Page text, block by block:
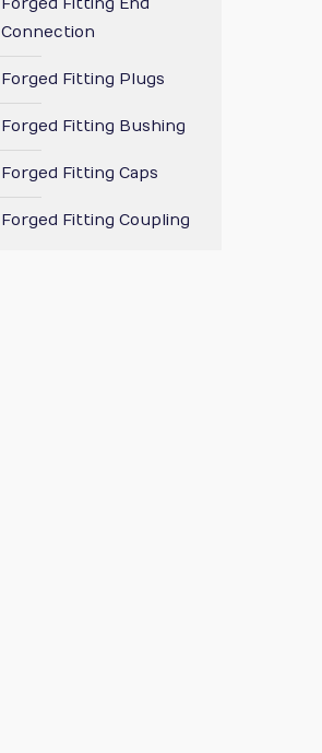
Forged Fitting End
Connection
Forged Fitting Plugs
Forged Fitting Bushing
Forged Fitting Caps
Forged Fitting Coupling